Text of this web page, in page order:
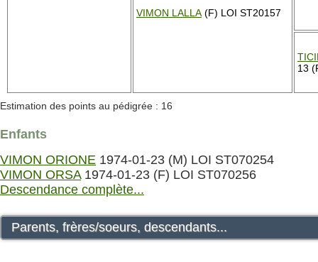
VIMON LALLA (F) LOI ST20157
13
Estimation des points au pédigrée : 16
Enfants
VIMON ORIONE 1974-01-23 (M) LOI ST070254
VIMON ORSA1974-01-23 (F) LOI ST070256
Descendance complète...
Parents, frères/soeurs, descendants...